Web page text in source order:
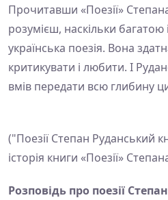
Прочитавши «Поезії»
розумієш, наскільки багатою
українська поезія. Вона
критикувати і любити. І
вмів передати всю глибину
("Поезії Степан Руданський
історія книги «Поезії»
Розповідь про поезії